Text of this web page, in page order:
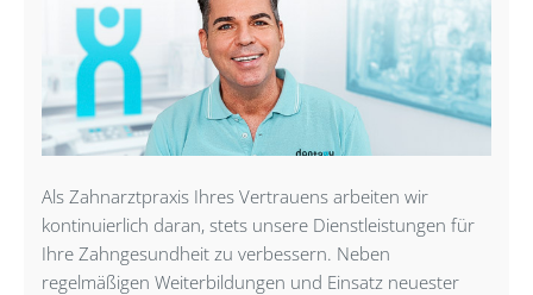
Als Zahnarztpraxis Ihres Vertrauens arbeiten wir
kontinuierlich daran, stets unsere Dienstleistungen für
Ihre Zahngesundheit zu verbessern. Neben
regelmäßigen Weiterbildungen und Einsatz neuester